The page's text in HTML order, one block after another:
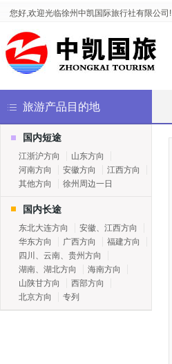
您好,欢迎光临徐州中凯国际旅行社有限公司!
旅游产品目的地
国内短途
江浙沪方向
山东方向
河南方向
安徽方向
江西方向
其他方向
徐州周边一日
国内长途
东北大连方向
安徽、江西方向
华东方向
广西方向
福建方向
四川、云南、贵州方向
湖南、湖北方向
海南方向
山陕甘方向
西部方向
北京方向
专列